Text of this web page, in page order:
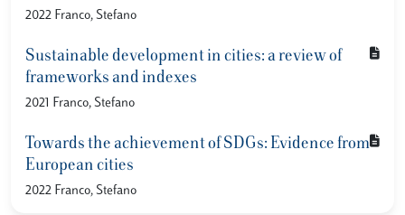
2022 Franco, Stefano
Sustainable development in cities: a review of
frameworks and indexes
2021 Franco, Stefano
Towards the achievement of SDGs: Evidence from
European cities
2022 Franco, Stefano